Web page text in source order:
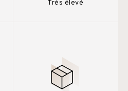
Trés élevé